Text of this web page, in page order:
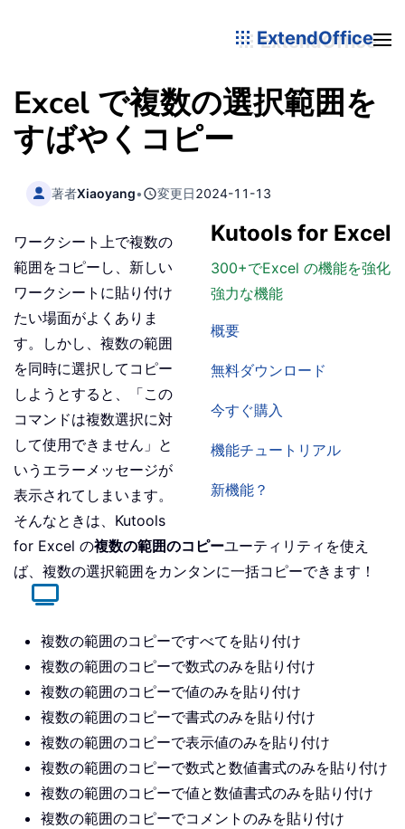
ExtendOffice
Excel で複数の選択範囲を
すばやくコピー
著者Xiaoyang• 変更日2024-11-13
Kutools for Excel
300+でExcel の機能を強化
強力な機能
概要
無料ダウンロード
今すぐ購入
機能チュートリアル
新機能？
ワークシート上で複数の
範囲をコピーし、新しい
ワークシートに貼り付け
たい場面がよくありま
す。しかし、複数の範囲
を同時に選択してコピー
しようとすると、「この
コマンドは複数選択に対
して使用できません」と
いうエラーメッセージが
表示されてしまいます。
そんなときは、Kutools
for Excel の複数の範囲のコピーユーティリティを使え
ば、複数の選択範囲をカンタンに一括コピーできます！
複数の範囲のコピーですべてを貼り付け
複数の範囲のコピーで数式のみを貼り付け
複数の範囲のコピーで値のみを貼り付け
複数の範囲のコピーで書式のみを貼り付け
複数の範囲のコピーで表示値のみを貼り付け
複数の範囲のコピーで数式と数値書式のみを貼り付け
複数の範囲のコピーで値と数値書式のみを貼り付け
複数の範囲のコピーでコメントのみを貼り付け